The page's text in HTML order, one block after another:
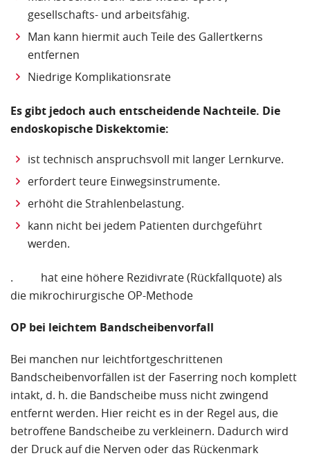
gesellschafts- und arbeitsfähig.
Man kann hiermit auch Teile des Gallertkerns
entfernen
Niedrige Komplikationsrate
Es gibt jedoch auch entscheidende Nachteile. Die
endoskopische Diskektomie:
ist technisch anspruchsvoll mit langer Lernkurve.
erfordert teure Einwegsinstrumente.
erhöht die Strahlenbelastung.
kann nicht bei jedem Patienten durchgeführt
werden.
. hat eine höhere Rezidivrate (Rückfallquote) als
die mikrochirurgische OP-Methode
OP bei leichtem Bandscheibenvorfall
Bei manchen nur leichtfortgeschrittenen
Bandscheibenvorfällen ist der Faserring noch komplett
intakt, d. h. die Bandscheibe muss nicht zwingend
entfernt werden. Hier reicht es in der Regel aus, die
betroffene Bandscheibe zu verkleinern. Dadurch wird
der Druck auf die Nerven oder das Rückenmark